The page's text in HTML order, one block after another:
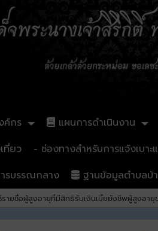
ค์กร แผนการดำเนินงาน
ที่ยว
- ช่องทางสำหรับการแจ้งเบา
รบรรณกลาง
ฐานข้อมูลตำบลบ้
ายชื่อผู้สูงอายุที่มีสิทธิรับเงินเบี้ยยังชีพผู้สูงอ